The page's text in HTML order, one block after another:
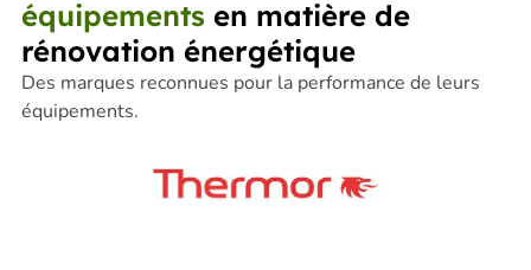
équipements en matière de
rénovation énergétique
Des marques reconnues pour la performance de leurs
équipements.